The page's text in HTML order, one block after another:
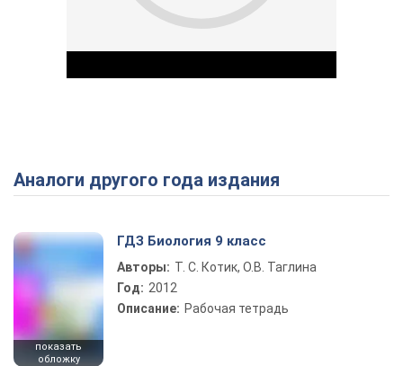
Play Video
Аналоги другого года издания
показать
обложку
ГДЗ Биология 9 класс
Авторы: Т. С. Котик, О.В. Таглина
Год: 2012
Описание: Рабочая тетрадь